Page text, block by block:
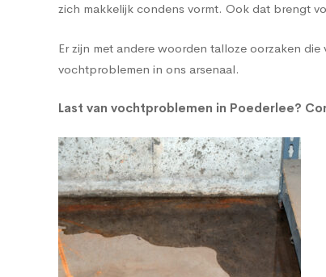
zich makkelijk condens vormt. Ook dat brengt
Er zijn met andere woorden talloze oorzaken
vochtproblemen in ons arsenaal.
Last van vochtproblemen in Poederlee?